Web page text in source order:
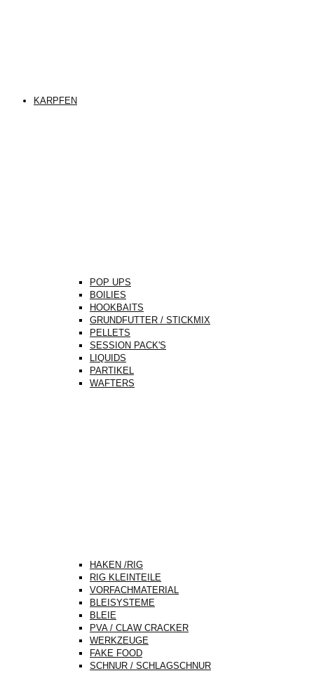
KARPFEN
POP UPS
BOILIES
HOOKBAITS
GRUNDFUTTER / STICKMIX
PELLETS
SESSION PACK'S
LIQUIDS
PARTIKEL
WAFTERS
HAKEN /RIG
RIG KLEINTEILE
VORFACHMATERIAL
BLEISYSTEME
BLEIE
PVA / CLAW CRACKER
WERKZEUGE
FAKE FOOD
SCHNUR / SCHLAGSCHNUR